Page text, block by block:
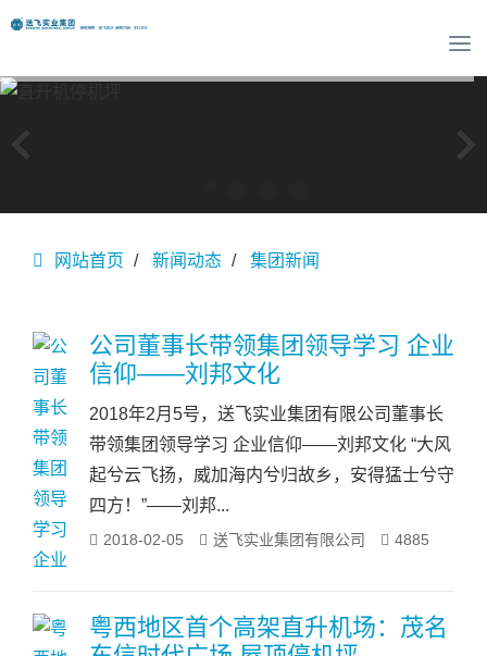
T
o
l
a
网站首页 新闻动态 集团新闻
公司董事长带领集团领导学习 企业
信仰——刘邦文化
2018年2月5号，送飞实业集团有限公司董事长
带领集团领导学习 企业信仰——刘邦文化 “大风
起兮云飞扬，威加海内兮归故乡，安得猛士兮守
四方！”——刘邦...
2018-02-05 送飞实业集团有限公司 4885
粤西地区首个高架直升机场：茂名